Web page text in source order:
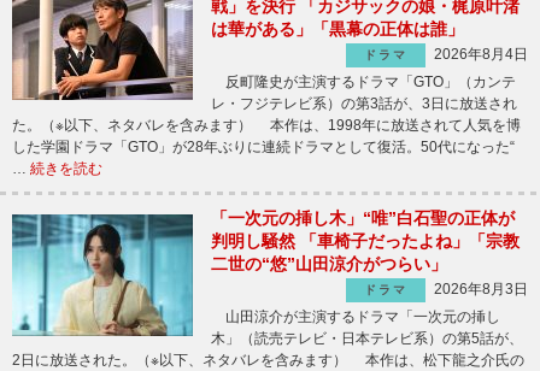
戦」を決行 「カジサックの娘・梶原叶渚
は華がある」「黒幕の正体は誰」
ドラマ
2026年8月4日
反町隆史が主演するドラマ「GTO」（カンテ
レ・フジテレビ系）の第3話が、3日に放送され
た。（※以下、ネタバレを含みます） 本作は、1998年に放送されて人気を博
した学園ドラマ「GTO」が28年ぶりに連続ドラマとして復活。50代になった“
… 続きを読む
「一次元の挿し木」“唯”白石聖の正体が
判明し騒然 「車椅子だったよね」「宗教
二世の“悠”山田涼介がつらい」
ドラマ
2026年8月3日
山田涼介が主演するドラマ「一次元の挿し
木」（読売テレビ・日本テレビ系）の第5話が、
2日に放送された。（※以下、ネタバレを含みます） 本作は、松下龍之介氏の